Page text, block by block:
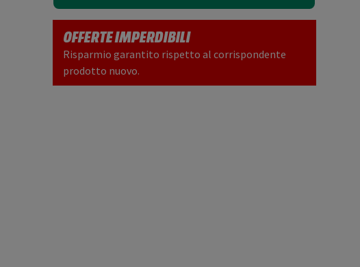
OFFERTE IMPERDIBILI
Risparmio garantito rispetto al corrispondente
prodotto nuovo.